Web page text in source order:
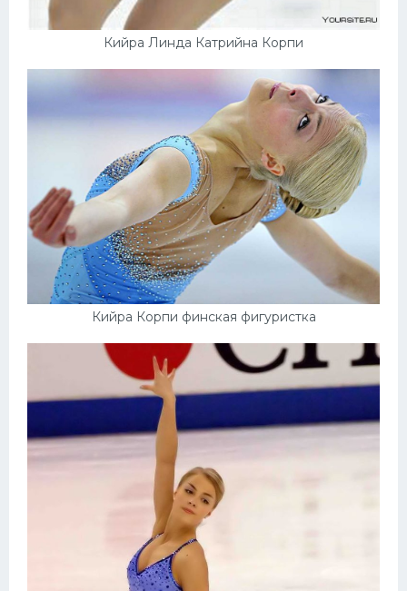
Кийра Линда Катрийна Корпи
Кийра Корпи финская фигуристка